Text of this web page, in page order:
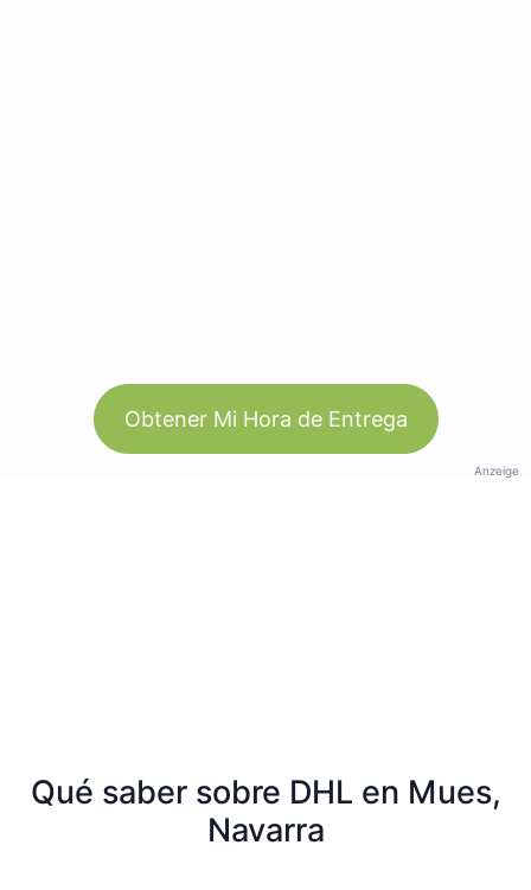
Obtener Mi Hora de Entrega
Anzeige
Qué saber sobre DHL en Mues,
Navarra